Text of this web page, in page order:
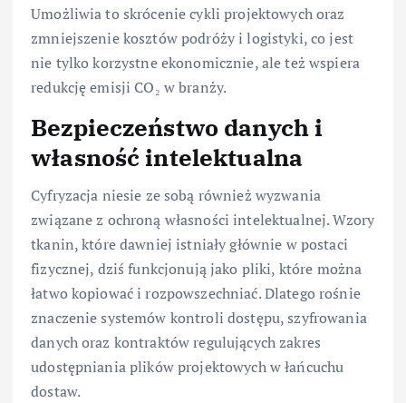
Umożliwia to skrócenie cykli projektowych oraz
zmniejszenie kosztów podróży i logistyki, co jest
nie tylko korzystne ekonomicznie, ale też wspiera
redukcję emisji CO₂ w branży.
Bezpieczeństwo danych i
własność intelektualna
Cyfryzacja niesie ze sobą również wyzwania
związane z ochroną własności intelektualnej. Wzory
tkanin, które dawniej istniały głównie w postaci
fizycznej, dziś funkcjonują jako pliki, które można
łatwo kopiować i rozpowszechniać. Dlatego rośnie
znaczenie systemów kontroli dostępu, szyfrowania
danych oraz kontraktów regulujących zakres
udostępniania plików projektowych w łańcuchu
dostaw.